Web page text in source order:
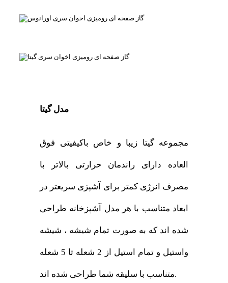
مدل گیتا
مجموعه گیتا زیبا و خاص باکیفیتی فوق
العاده دارای راندمان حرارتی بالاتر با
مصرف انرژی کمتر برای آشپزی سریعتر در
ابعاد متناسب با هر مدل آشپزخانه طراحی
شده اند که به صورت تمام شیشه ، شیشه
واستیل و تمام استیل از 2 شعله تا 5 شعله
متناسب با سلیقه شما طراحی شده اند.